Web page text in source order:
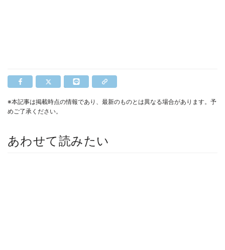
※本記事は掲載時点の情報であり、最新のものとは異なる場合があります。予
めご了承ください。
あわせて読みたい